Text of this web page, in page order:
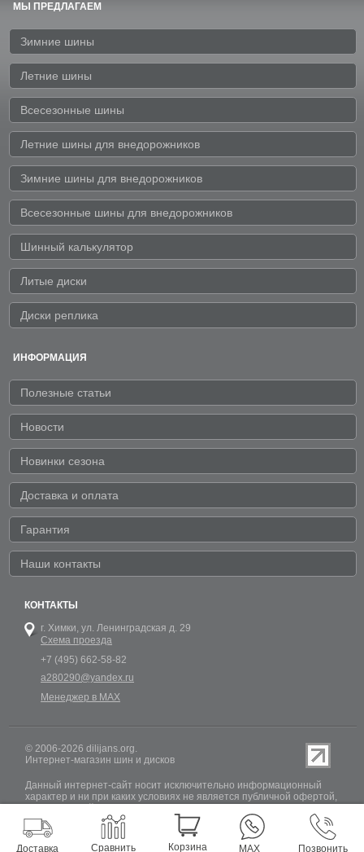
МЫ ПРЕДЛАГАЕМ
Зимние шины
Летние шины
Всесезонные шины
Летние шины для внедорожников
Зимние шины для внедорожников
Всесезонные шины для внедорожников
Шинный калькулятор
Литые диски
Диски реплика
ИНФОРМАЦИЯ
Полезные статьи
Новости
Новинки сезона
Доставка и оплата
Гарантия
Наши контакты
КОНТАКТЫ
г. Химки, ул. Ленинградская д. 29
Схема проезда
+7 (495) 662-58-82
a280290@yandex.ru
Менеджер в MAX
© 2006-2026 dilijans.org.
Интернет-магазин шин и дисков
Данный интернет-сайт носит исключительно информационный
характер и ни при каких условиях не является публичной офертой,
РФ. Обновление информации о наличии шин и дисков на сайте
Dilijans.org производится 24 часа в сутки, но не включает в себя
информацию о резервах.
Доставка Сравнить Корзина MAX Позвонить